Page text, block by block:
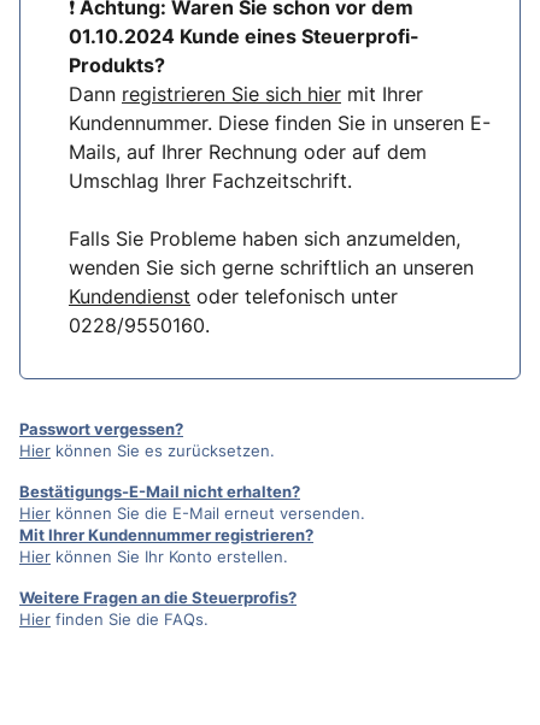
❗ Achtung: Waren Sie schon vor dem
01.10.2024 Kunde eines Steuerprofi-
Produkts?
Dann registrieren Sie sich hier mit Ihrer
Kundennummer. Diese finden Sie in unseren E-
Mails, auf Ihrer Rechnung oder auf dem
Umschlag Ihrer Fachzeitschrift.
Falls Sie Probleme haben sich anzumelden,
wenden Sie sich gerne schriftlich an unseren
Kundendienst oder telefonisch unter
0228/9550160.
Passwort vergessen?
Hier können Sie es zurücksetzen.
Bestätigungs-E-Mail nicht erhalten?
Hier können Sie die E-Mail erneut versenden.
Mit Ihrer Kundennummer registrieren?
Hier können Sie Ihr Konto erstellen.
Weitere Fragen an die Steuerprofis?
Hier finden Sie die FAQs.